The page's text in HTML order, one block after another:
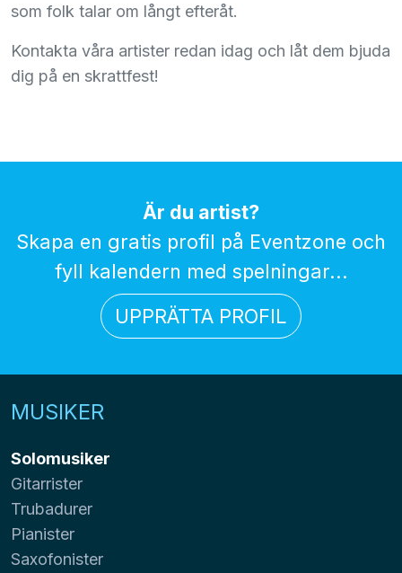
som folk talar om långt efteråt.
Kontakta våra artister redan idag och låt dem bjuda
dig på en skrattfest!
Är du artist?
Skapa en gratis profil på Eventzone och
fyll kalendern med spelningar...
UPPRÄTTA PROFIL
MUSIKER
Solomusiker
Gitarrister
Trubadurer
Pianister
Saxofonister